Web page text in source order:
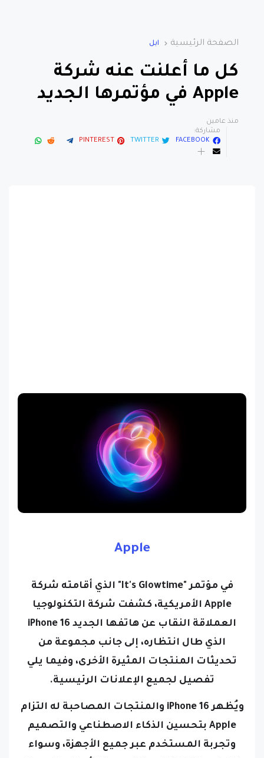
الصفحة الرئيسية ابل
كل ما أعلنت عنه شركة
Apple في مؤتمرها الجديد
منذ عامين
مشاركة:
FACEBOOK
TWITTER
PINTEREST
Apple
في مؤتمر "It's Glowtime" الذي أقامته شركة
Apple الأمريكية، كشفت شركة التكنولوجيا
العملاقة النقاب عن هاتفها الجديد iPhone 16
الذي طال انتظاره، إلى جانب مجموعة من
تحديثات المنتجات المثيرة الأخرى، وفيما يلي
تفصيل لجميع الإعلانات الرئيسية.
ويُظهر iPhone 16 والمنتجات المصاحبة له التزام
Apple بتحسين الذكاء الاصطناعي والتصميم
وتجربة المستخدم عبر جميع الأجهزة، وسواء